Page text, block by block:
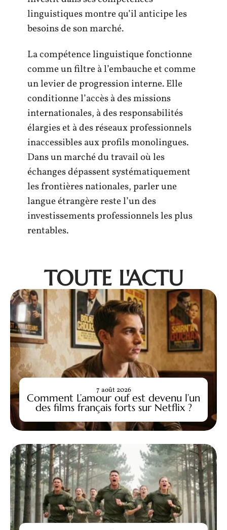
linguistiques montre qu’il anticipe les
besoins de son marché.
La compétence linguistique fonctionne
comme un filtre à l’embauche et comme
un levier de progression interne. Elle
conditionne l’accès à des missions
internationales, à des responsabilités
élargies et à des réseaux professionnels
inaccessibles aux profils monolingues.
Dans un marché du travail où les
échanges dépassent systématiquement
les frontières nationales, parler une
langue étrangère reste l’un des
investissements professionnels les plus
rentables.
TOUTE L'ACTU
Comment L’amour ouf est devenu l’un
des films français forts sur Netflix ?
7 août 2026